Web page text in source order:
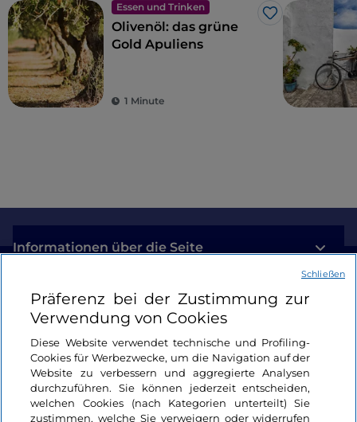
Essen und Trinken
Like
Olivenöl: das grüne
Gold Apuliens
1 Minute
Informationen über die Seite
Nützliche Links
Login
Bleiben wir in Kontakt
Präferenz bei der Zustimmung zur
Verwendung von Cookies
Diese Website verwendet technische und Profiling-
Cookies für Werbezwecke, um die Navigation auf der
Website zu verbessern und aggregierte Analysen
durchzuführen. Sie können jederzeit entscheiden,
welchen Cookies (nach Kategorien unterteilt) Sie
zustimmen, welche Sie verweigern oder widerrufen
Schließen